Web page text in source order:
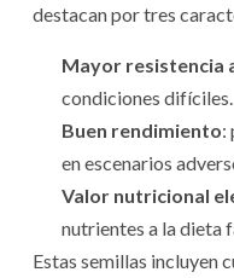
destacan por tres
Mayor resistencia
condiciones difíciles.
Buen rendimiento:
en escenarios
Valor nutricional
nutrientes a la dieta
Estas semillas incluyen